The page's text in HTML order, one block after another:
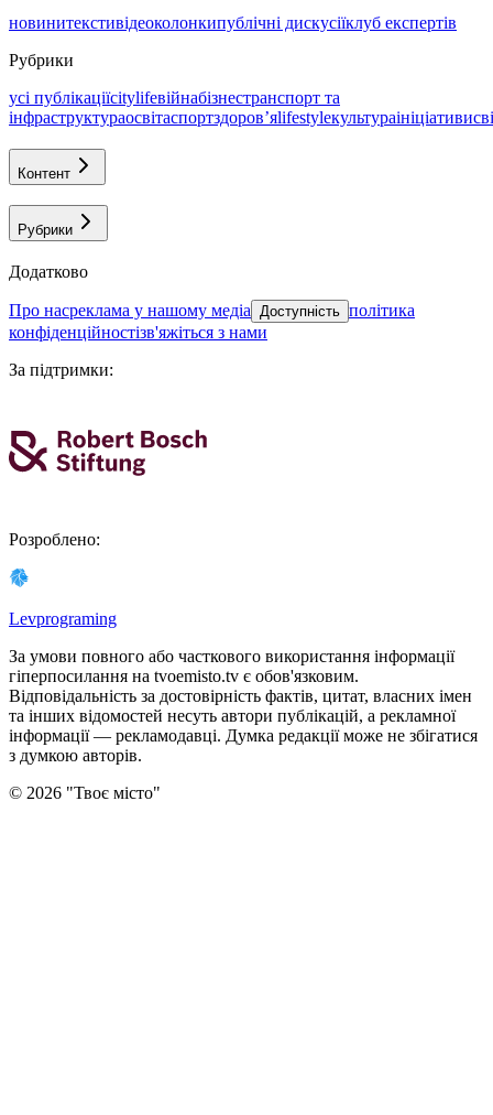
новинитекстивідеоколонкипублічні дискусіїклуб експертів
Рубрики
усі публікаціїcitylifeвійнабізнестранспорт та
інфраструктураосвітаспортздоровʼяlifestyleкультураініціативи
Контент
Рубрики
Додатково
про насреклама у нашому медіа Доступність політика
конфіденційностізв'яжіться з нами
За підтримки:
Розроблено:
Levprograming
За умови повного або часткового використання iнформацiї
гіперпосилання на tvoemisto.tv є обов'язковим.
Відповідальність за достовірність фактів, цитат, власних імен
та інших відомостей несуть автори публікацій, а рекламної
інформації — рекламодавці. Думка редакцiї може не збiгатися
з думкою авторiв.
© 2026 "Твоє місто"